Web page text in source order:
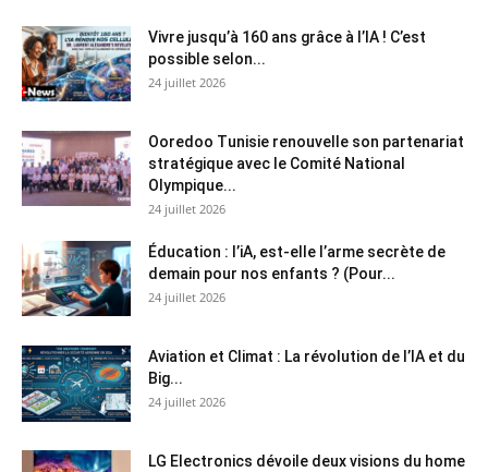
Vivre jusqu’à 160 ans grâce à l’IA ! C’est
possible selon...
24 juillet 2026
Ooredoo Tunisie renouvelle son partenariat
stratégique avec le Comité National
Olympique...
24 juillet 2026
Éducation : l’iA, est-elle l’arme secrète de
demain pour nos enfants ? (Pour...
24 juillet 2026
Aviation et Climat : La révolution de l’IA et du
Big...
24 juillet 2026
LG Electronics dévoile deux visions du home